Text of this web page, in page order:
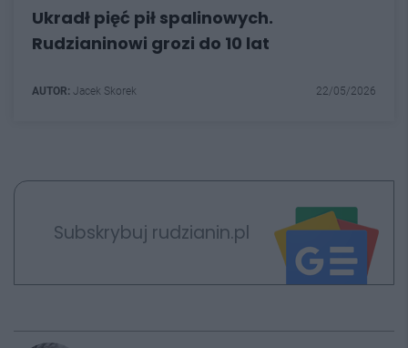
Ukradł pięć pił spalinowych.
Rudzianinowi grozi do 10 lat
AUTOR: Jacek Skorek 22/05/2026
Subskrybuj rudzianin.pl